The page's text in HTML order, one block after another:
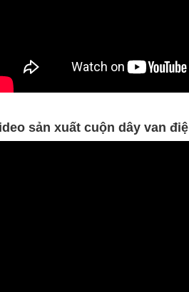
sản xuất cuộn dây van